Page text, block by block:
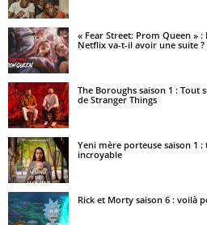
« Fear Street: Prom Queen »
Netflix va-t-il avoir une suite ?
The Boroughs saison 1 :
de Stranger Things
Yeni mère porteuse saison 1
incroyable
Rick et Morty saison 6 : voilà